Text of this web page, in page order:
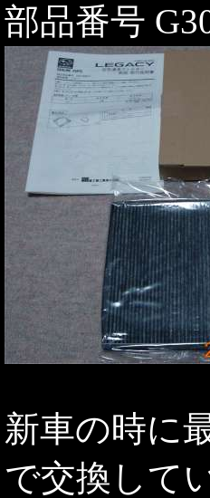
部品番号
新車の時に
で交換して